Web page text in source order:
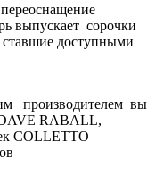
выпускает сорочки
ставшие доступными
производителем
RABALL,
COLLETTO